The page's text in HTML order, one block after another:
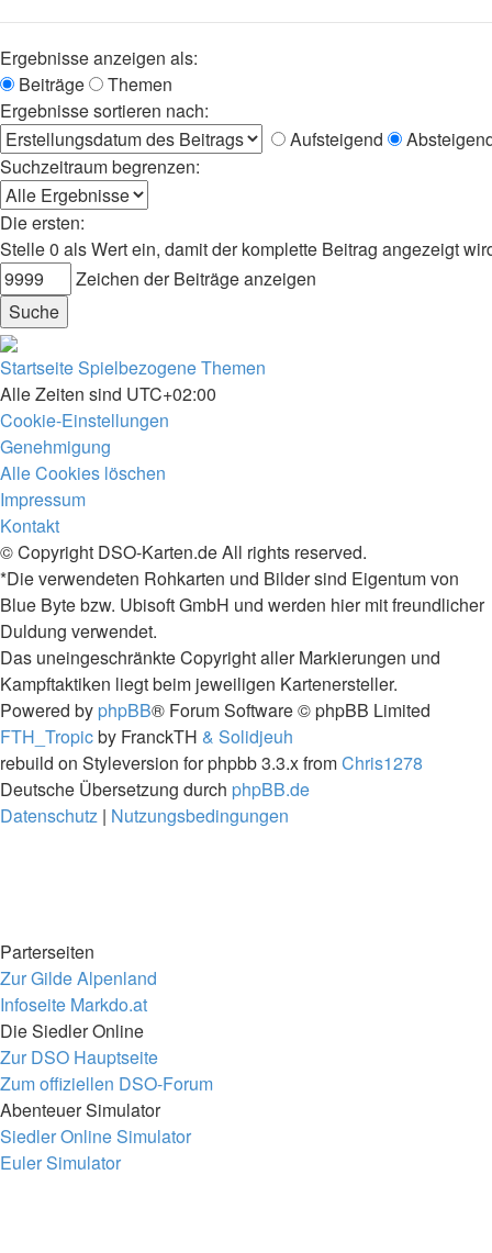
Ergebnisse anzeigen als:
Beiträge
Themen
Ergebnisse sortieren nach:
Aufsteigend
Suchzeitraum begrenzen:
Die ersten:
Stelle 0 als Wert ein, damit der komplette Beitrag angezeigt
Zeichen der Beiträge anzeigen
StartseiteSpielbezogene Themen
Alle Zeiten sind UTC+02:00
Cookie-Einstellungen
Genehmigung
Alle Cookies löschen
Impressum
Kontakt
© Copyright DSO-Karten.de All rights reserved.
*Die verwendeten Rohkarten und Bilder sind Eigentum von
Blue Byte bzw. Ubisoft GmbH und werden hier mit freundlicher
Duldung verwendet.
Das uneingeschränkte Copyright aller Markierungen und
Kampftaktiken liegt beim jeweiligen Kartenersteller.
Powered by phpBB® Forum Software © phpBB Limited
FTH_Tropicby FranckTH & Solidjeuh
rebuild on Styleversion for phpbb 3.3.x fromChris1278
Deutsche Übersetzung durch phpBB.de
Datenschutz | Nutzungsbedingungen
Parterseiten
Zur Gilde Alpenland
Infoseite Markdo.at
Die Siedler Online
Zur DSO Hauptseite
Zum offiziellen DSO-Forum
Abenteuer Simulator
Siedler Online Simulator
Euler Simulator